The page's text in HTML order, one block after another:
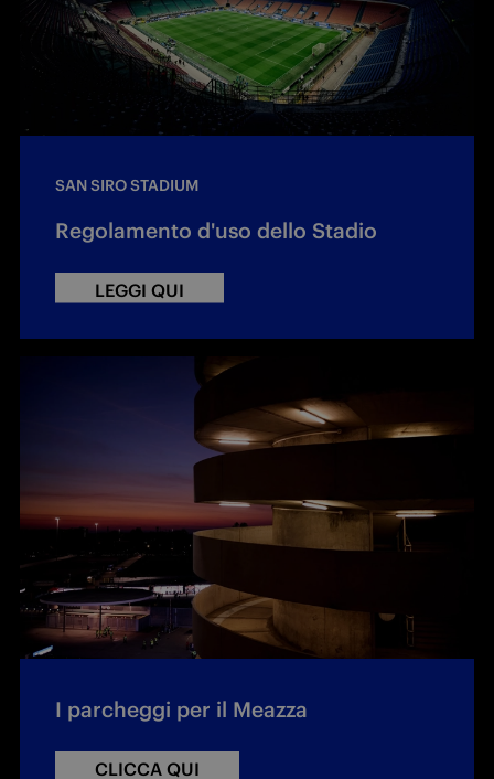
SAN SIRO STADIUM
Regolamento d'uso dello Stadio
LEGGI QUI
I parcheggi per il Meazza
CLICCA QUI